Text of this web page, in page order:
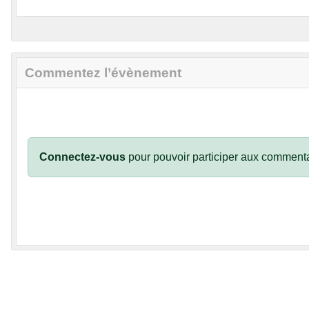
Commentez l’évènement
Connectez-vous pour pouvoir participer aux